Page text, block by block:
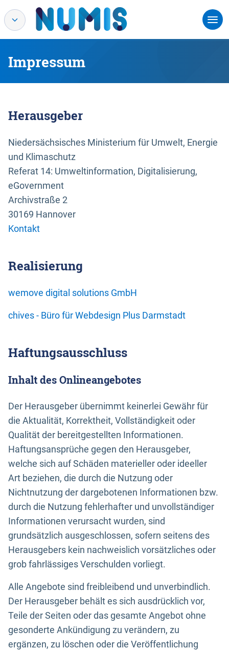
Impressum
Herausgeber
Niedersächsisches Ministerium für Umwelt, Energie
und Klimaschutz
Referat 14: Umweltinformation, Digitalisierung,
eGovernment
Archivstraße 2
30169 Hannover
Kontakt
Realisierung
wemove digital solutions GmbH
chives - Büro für Webdesign Plus Darmstadt
Haftungsausschluss
Inhalt des Onlineangebotes
Der Herausgeber übernimmt keinerlei Gewähr für
die Aktualität, Korrektheit, Vollständigkeit oder
Qualität der bereitgestellten Informationen.
Haftungsansprüche gegen den Herausgeber,
welche sich auf Schäden materieller oder ideeller
Art beziehen, die durch die Nutzung oder
Nichtnutzung der dargebotenen Informationen bzw.
durch die Nutzung fehlerhafter und unvollständiger
Informationen verursacht wurden, sind
grundsätzlich ausgeschlossen, sofern seitens des
Herausgebers kein nachweislich vorsätzliches oder
grob fahrlässiges Verschulden vorliegt.
Alle Angebote sind freibleibend und unverbindlich.
Der Herausgeber behält es sich ausdrücklich vor,
Teile der Seiten oder das gesamte Angebot ohne
gesonderte Ankündigung zu verändern, zu
ergänzen, zu löschen oder die Veröffentlichung